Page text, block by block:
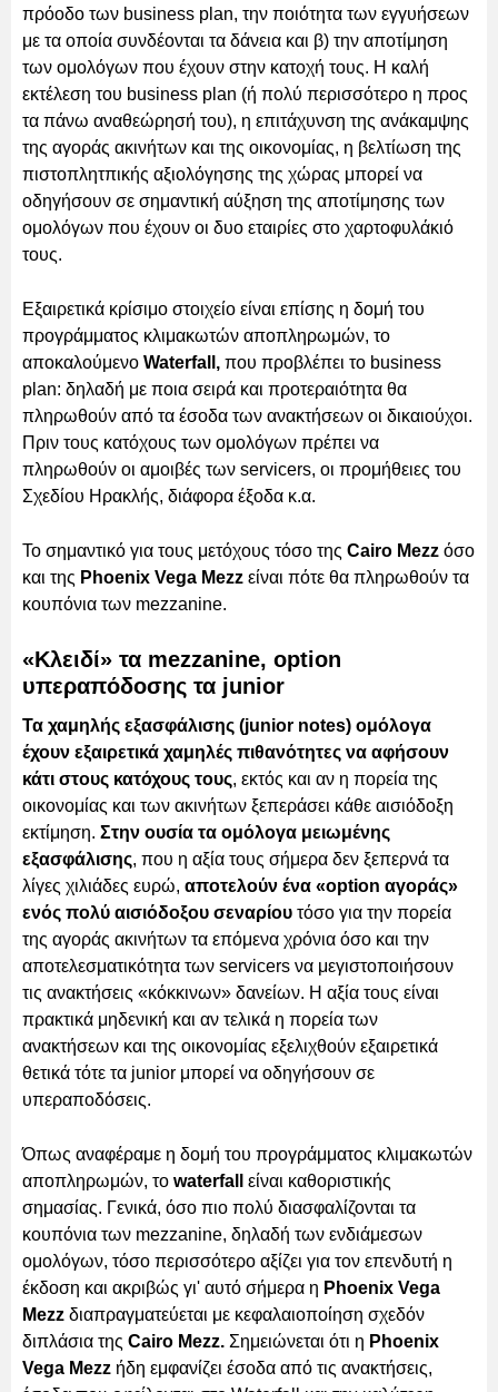
πρόοδο των business plan, την ποιότητα των εγγυήσεων
με τα οποία συνδέονται τα δάνεια και β) την αποτίμηση
των ομολόγων που έχουν στην κατοχή τους. Η καλή
εκτέλεση του business plan (ή πολύ περισσότερο η προς
τα πάνω αναθεώρησή του), η επιτάχυνση της ανάκαμψης
της αγοράς ακινήτων και της οικονομίας, η βελτίωση της
πιστοπλητπικής αξιολόγησης της χώρας μπορεί να
οδηγήσουν σε σημαντική αύξηση της αποτίμησης των
ομολόγων που έχουν οι δυο εταιρίες στο χαρτοφυλάκιό
τους.
Εξαιρετικά κρίσιμο στοιχείο είναι επίσης η δομή του
προγράμματος κλιμακωτών αποπληρωμών, το
αποκαλούμενο Waterfall, που προβλέπει το business
plan: δηλαδή με ποια σειρά και προτεραιότητα θα
πληρωθούν από τα έσοδα των ανακτήσεων οι δικαιούχοι.
Πριν τους κατόχους των ομολόγων πρέπει να
πληρωθούν οι αμοιβές των servicers, οι προμήθειες του
Σχεδίου Ηρακλής, διάφορα έξοδα κ.α.
Το σημαντικό για τους μετόχους τόσο της Cairo Mezz όσο
και της Phoenix Vega Mezz είναι πότε θα πληρωθούν τα
κουπόνια των mezzanine.
«Κλειδί» τα mezzanine, option
υπεραπόδοσης τα junior
Τα χαμηλής εξασφάλισης (junior notes) ομόλογα
έχουν εξαιρετικά χαμηλές πιθανότητες να αφήσουν
κάτι στους κατόχους τους, εκτός και αν η πορεία της
οικονομίας και των ακινήτων ξεπεράσει κάθε αισιόδοξη
εκτίμηση. Στην ουσία τα ομόλογα μειωμένης
εξασφάλισης, που η αξία τους σήμερα δεν ξεπερνά τα
λίγες χιλιάδες ευρώ, αποτελούν ένα «option αγοράς»
ενός πολύ αισιόδοξου σεναρίου τόσο για την πορεία
της αγοράς ακινήτων τα επόμενα χρόνια όσο και την
αποτελεσματικότητα των servicers να μεγιστοποιήσουν
τις ανακτήσεις «κόκκινων» δανείων. Η αξία τους είναι
πρακτικά μηδενική και αν τελικά η πορεία των
ανακτήσεων και της οικονομίας εξελιχθούν εξαιρετικά
θετικά τότε τα junior μπορεί να οδηγήσουν σε
υπεραποδόσεις.
Όπως αναφέραμε η δομή του προγράμματος κλιμακωτών
αποπληρωμών, το waterfall είναι καθοριστικής
σημασίας. Γενικά, όσο πιο πολύ διασφαλίζονται τα
κουπόνια των mezzanine, δηλαδή των ενδιάμεσων
ομολόγων, τόσο περισσότερο αξίζει για τον επενδυτή η
έκδοση και ακριβώς γι' αυτό σήμερα η Phoenix Vega
Mezz διαπραγματεύεται με κεφαλαιοποίηση σχεδόν
διπλάσια της Cairo Mezz. Σημειώνεται ότι η Phoenix
Vega Mezz ήδη εμφανίζει έσοδα από τις ανακτήσεις,